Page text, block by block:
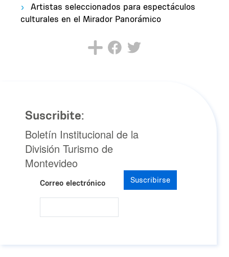
Artistas seleccionados para espectáculos
culturales en el Mirador Panorámico
Suscribite:
Boletín Institucional de la
División Turismo de
Montevideo
Correo electrónico Suscribirse